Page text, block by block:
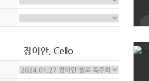
장이안, Cello